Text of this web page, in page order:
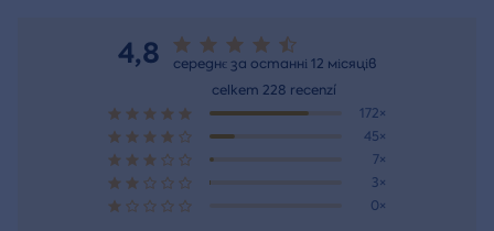
4,8
середнє за останні 12 місяців
celkem 228 recenzí
172×
45×
7×
3×
0×